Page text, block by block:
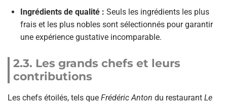
Ingrédients de qualité : Seuls les ingrédients les plus
frais et les plus nobles sont sélectionnés pour garantir
une expérience gustative incomparable.
2.3. Les grands chefs et leurs
contributions
Les chefs étoilés, tels que Frédéric Anton du restaurant Le